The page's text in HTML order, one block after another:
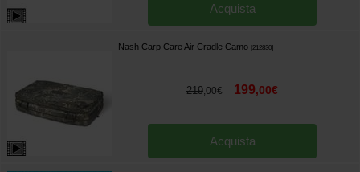
Acquista
Nash Carp Care Air Cradle Camo [212830]
219,00€ 199,00€
Acquista